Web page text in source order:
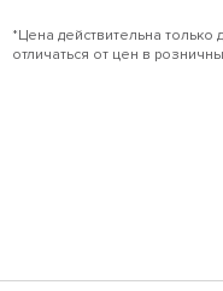
*Цена действительна только
отличаться от цен в